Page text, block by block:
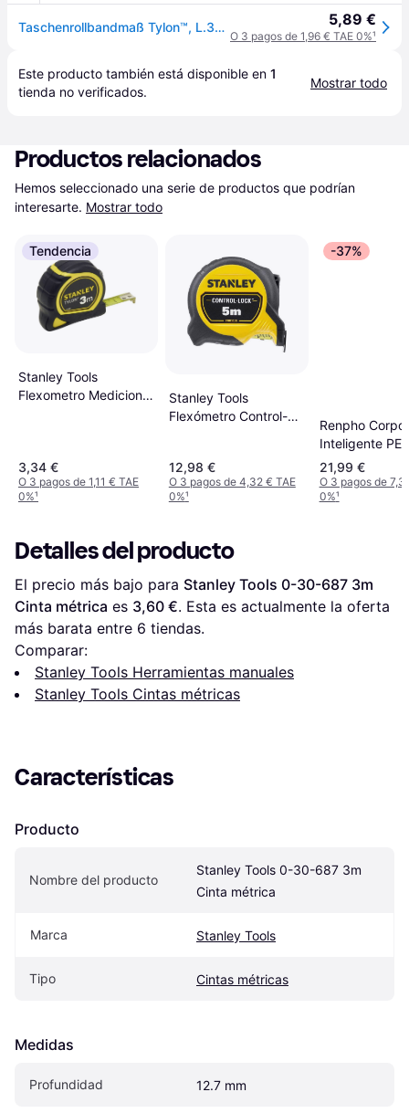
Taschenrollbandmaß Tylon™, L.3m B.12,7mm mm/cm EG II Ku.Doppelendh.SB STANLEY 5,89 €
O 3 pagos de 1,96 € TAE 0%¹
Este producto también está disponible en 1
tienda no verificados.
Mostrar todo
Productos relacionados
Hemos seleccionado una serie de productos que podrían
interesarte. Mostrar todo
Tendencia
Stanley Tools
Flexometro Medicion
3,34 €
O 3 pagos de 1,11 € TAE
0%¹
Stanley Tools
Flexómetro Control-
12,98 €
O 3 pagos de 4,32 € TAE
0%¹
-37%
Renpho
Inteligente
Y002-BK Cinta
métrica
21,99 €
O 3 pagos de
0%¹
Detalles del producto
El precio más bajo para Stanley Tools 0-30-687 3m
Cinta métrica es 3,60 €. Esta es actualmente la oferta
más barata entre 6 tiendas.
Comparar:
Stanley Tools Herramientas manuales
Stanley Tools Cintas métricas
Características
Producto
Nombre del producto
Stanley Tools 0-30-687 3m
Cinta métrica
Marca Stanley Tools
Tipo Cintas métricas
Medidas
Profundidad 12.7 mm